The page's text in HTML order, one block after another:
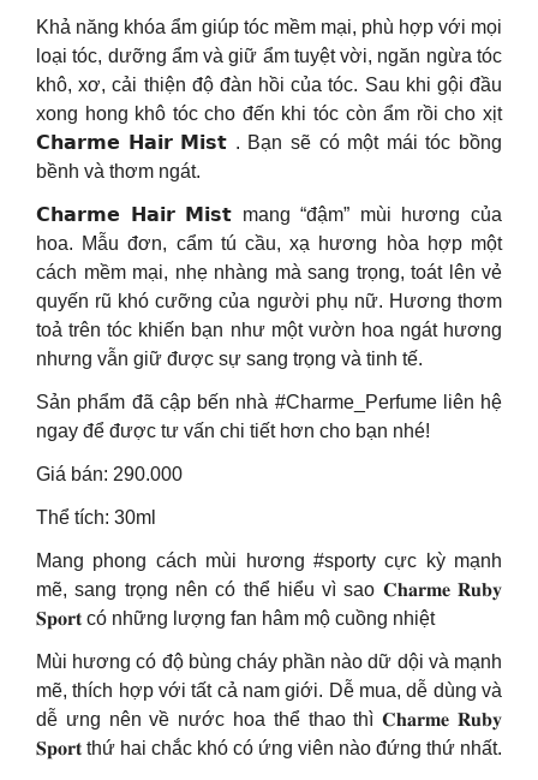
Khả năng khóa ẩm giúp tóc mềm mại, phù hợp với mọi
loại tóc, dưỡng ẩm và giữ ẩm tuyệt vời, ngăn ngừa tóc
khô, xơ, cải thiện độ đàn hồi của tóc. Sau khi gội đầu
xong hong khô tóc cho đến khi tóc còn ẩm rồi cho xịt
𝗖𝗵𝗮𝗿𝗺𝗲 𝗛𝗮𝗶𝗿 𝗠𝗶𝘀𝘁 . Bạn sẽ có một mái tóc bồng
bềnh và thơm ngát.
𝗖𝗵𝗮𝗿𝗺𝗲 𝗛𝗮𝗶𝗿 𝗠𝗶𝘀𝘁 mang “đậm” mùi hương của
hoa. Mẫu đơn, cẩm tú cầu, xạ hương hòa hợp một
cách mềm mại, nhẹ nhàng mà sang trọng, toát lên vẻ
quyến rũ khó cưỡng của người phụ nữ. Hương thơm
toả trên tóc khiến bạn như một vườn hoa ngát hương
nhưng vẫn giữ được sự sang trọng và tinh tế.
Sản phẩm đã cập bến nhà #Charme_Perfume liên hệ
ngay để được tư vấn chi tiết hơn cho bạn nhé!
Giá bán: 290.000
Thể tích: 30ml
Mang phong cách mùi hương #sporty cực kỳ mạnh
mẽ, sang trọng nên có thể hiểu vì sao 𝐂𝐡𝐚𝐫𝐦𝐞 𝐑𝐮𝐛𝐲
𝐒𝐩𝐨𝐫𝐭 có những lượng fan hâm mộ cuồng nhiệt
Mùi hương có độ bùng cháy phần nào dữ dội và mạnh
mẽ, thích hợp với tất cả nam giới. Dễ mua, dễ dùng và
dễ ưng nên về nước hoa thể thao thì 𝐂𝐡𝐚𝐫𝐦𝐞 𝐑𝐮𝐛𝐲
𝐒𝐩𝐨𝐫𝐭 thứ hai chắc khó có ứng viên nào đứng thứ nhất.